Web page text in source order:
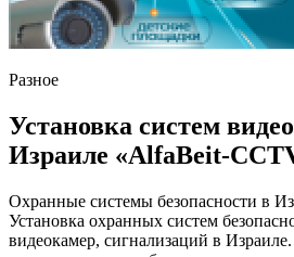
Разное
Установка систем
Израиле «AlfaBeit-
Охранные системы безопасности в
Установка охранных систем
видеокамер, сигнализаций в